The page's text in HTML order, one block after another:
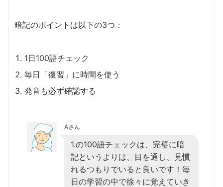
暗記のポイントは以下の3つ：
1日100語チェック
毎日「復習」に時間を使う
発音も必ず確認する
Aさん
1.の100語チェックは、完璧に暗
記というよりは、目を通し、見慣
れるつもりでいると良いです！毎
日の学習の中で徐々に覚えていき